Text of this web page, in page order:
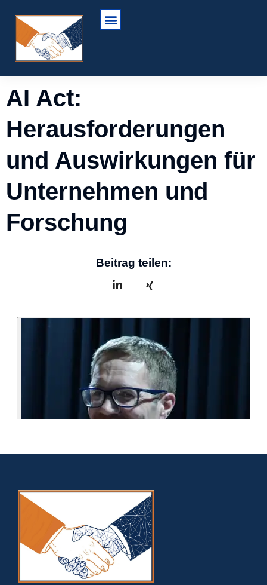
AI Act:
Herausforderungen
und Auswirkungen für
Unternehmen und
Forschung
Beitrag teilen: